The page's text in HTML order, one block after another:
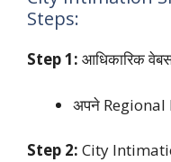
Steps:
Step 1: आधिकारिक
अपने Regional
Step 2: City